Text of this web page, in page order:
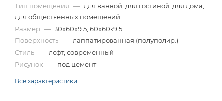
Тип помещения — для ванной, для гостиной, для дома,
для общественных помещений
Размер — 30x60x9.5, 60x60x9.5
Поверхность — лаппатированная (полуполир.)
Стиль — лофт, современный
Рисунок — под цемент
Все характеристики